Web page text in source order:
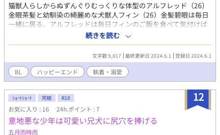
猫獣人らしからぬずんぐりむっくりな体型のアルフレッド（26）
金眼茶髪と幼馴染の綺麗めな犬獣人フィン（26）金髪碧眼は毎日
一緒に居る、アルフレッドは毎日フィンのご飯を食べて気付けば
フィンの言う通りに動いてるけどアルフレッドはそんな事には気
付かず今日ものんびり日向ぼっこ、恋愛感情なんて芽生えた事な
んてないと言い張るアルフレッドは気まぐれにフィンに甘え気ま
ぐれにフィンにわがままを言う、そんな事する相手はフィン以外
居ない事に気付かないアルフレッドにフィンは楽しそうに笑う
━━受けのアルフレッドは即オチ2コマみたいな性格してます、パ
ツンパツンガチムチ受けと美人攻め━━━注釈、猫、犬が全てこ
ういう性格だとは思っていませんあくまでこの中の話です、それ
に妊娠についてもこの中の登場人物の感想や価値観の話であり現
実ではありません。全てフィクションです
続きを読む
文字数 9,817 最終更新日 2024.6.1 登録日 2024.6.1
BL ハッピーエンド 執着・溺愛
12
ｼｮｰﾄｼｮｰﾄ 完結 R18
お気に入り : 16 24h.ポイント : 7
意地悪な少年は可愛い兄犬に尻穴を捧げる
五月雨時雨